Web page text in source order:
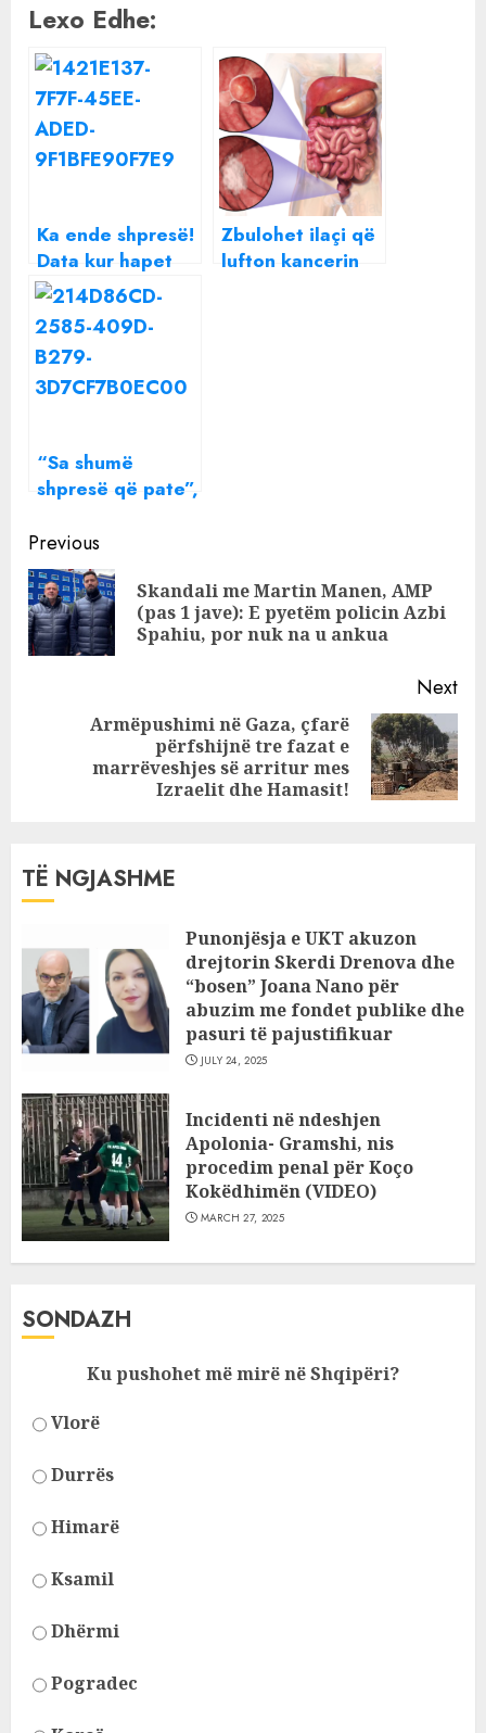
Lexo Edhe:
Ka ende shpresë!
Data kur hapet
Lotaria
Amerikane
Zbulohet ilaçi që
lufton kancerin
“Sa shumë
shpresë që pate”,
publikon bisedën
e fundit me Vjosa
Berishën, ja çfarë
i shkruante ajo
Continue
Reading
Previous
Skandali me Martin Manen, AMP
(pas 1 jave): E pyetëm policin Azbi
Spahiu, por nuk na u ankua
Next
Armëpushimi në Gaza, çfarë
përfshijnë tre fazat e
marrëveshjes së arritur mes
Izraelit dhe Hamasit!
TË NGJASHME
Punonjësja e UKT akuzon
drejtorin Skerdi Drenova dhe
“bosen” Joana Nano për
abuzim me fondet publike dhe
pasuri të pajustifikuar
JULY 24, 2025
Incidenti në ndeshjen
Apolonia- Gramshi, nis
procedim penal për Koço
Kokëdhimën (VIDEO)
MARCH 27, 2025
SONDAZH
Ku pushohet më mirë në Shqipëri?
Vlorë
Durrës
Himarë
Ksamil
Dhërmi
Pogradec